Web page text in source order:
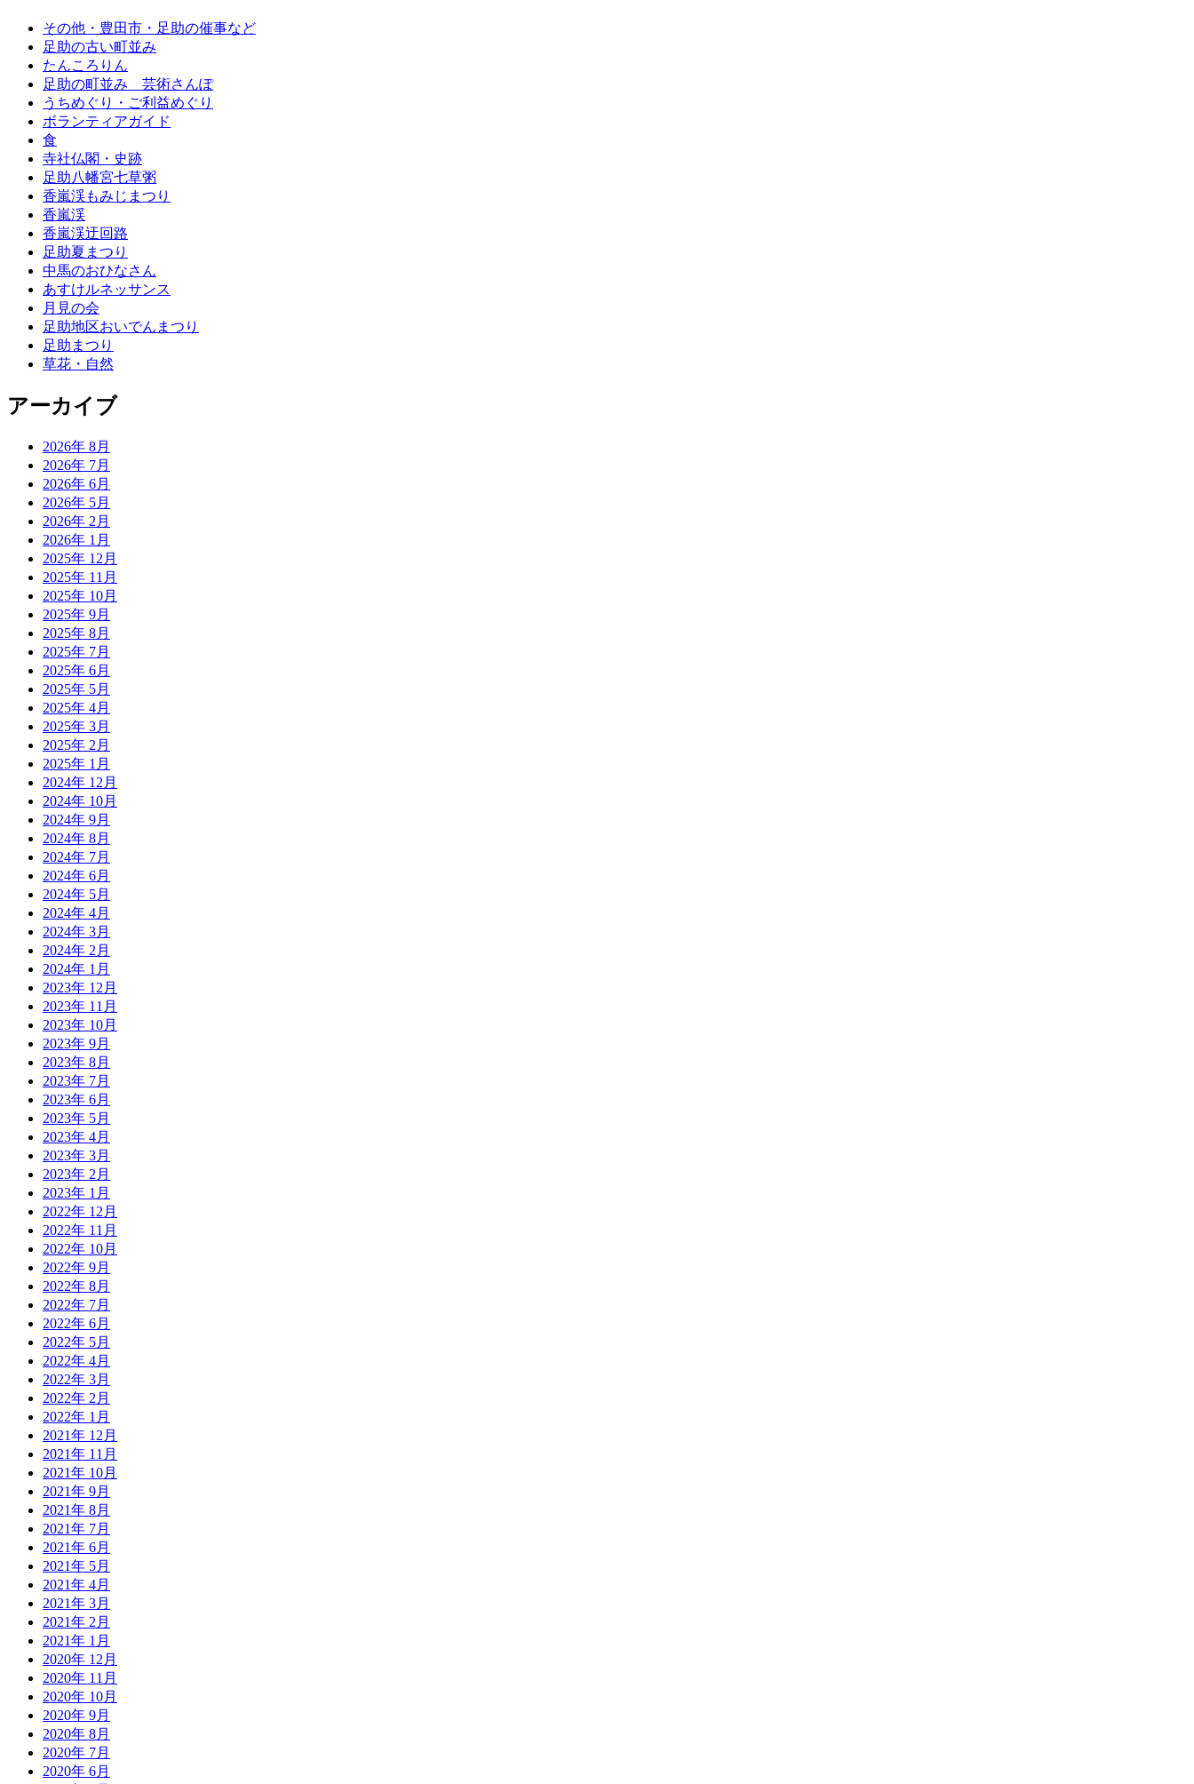
その他・豊田市・足助の催事など
足助の古い町並み
たんころりん
足助の町並み 芸術さんぽ
うちめぐり・ご利益めぐり
ボランティアガイド
食
寺社仏閣・史跡
足助八幡宮七草粥
香嵐渓もみじまつり
香嵐渓
香嵐渓迂回路
足助夏まつり
中馬のおひなさん
あすけルネッサンス
月見の会
足助地区おいでんまつり
足助まつり
草花・自然
アーカイブ
2026年 8月
2026年 7月
2026年 6月
2026年 5月
2026年 2月
2026年 1月
2025年 12月
2025年 11月
2025年 10月
2025年 9月
2025年 8月
2025年 7月
2025年 6月
2025年 5月
2025年 4月
2025年 3月
2025年 2月
2025年 1月
2024年 12月
2024年 10月
2024年 9月
2024年 8月
2024年 7月
2024年 6月
2024年 5月
2024年 4月
2024年 3月
2024年 2月
2024年 1月
2023年 12月
2023年 11月
2023年 10月
2023年 9月
2023年 8月
2023年 7月
2023年 6月
2023年 5月
2023年 4月
2023年 3月
2023年 2月
2023年 1月
2022年 12月
2022年 11月
2022年 10月
2022年 9月
2022年 8月
2022年 7月
2022年 6月
2022年 5月
2022年 4月
2022年 3月
2022年 2月
2022年 1月
2021年 12月
2021年 11月
2021年 10月
2021年 9月
2021年 8月
2021年 7月
2021年 6月
2021年 5月
2021年 4月
2021年 3月
2021年 2月
2021年 1月
2020年 12月
2020年 11月
2020年 10月
2020年 9月
2020年 8月
2020年 7月
2020年 6月